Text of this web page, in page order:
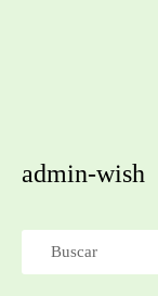
admin-wish